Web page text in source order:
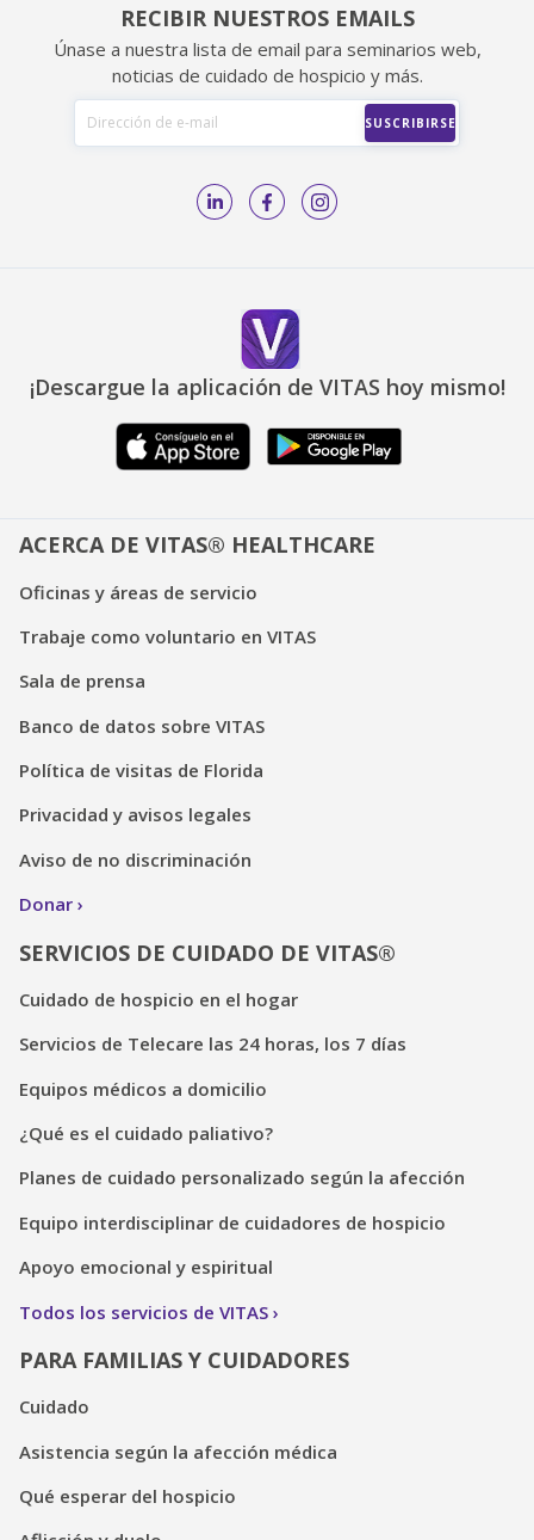
RECIBIR NUESTROS EMAILS
Únase a nuestra lista de email para seminarios web,
noticias de cuidado de hospicio y más.
¡Descargue la aplicación de VITAS hoy mismo!
ACERCA DE VITAS® HEALTHCARE
Oficinas y áreas de servicio
Trabaje como voluntario en VITAS
Sala de prensa
Banco de datos sobre VITAS
Política de visitas de Florida
Privacidad y avisos legales
Aviso de no discriminación
Donar
SERVICIOS DE CUIDADO DE VITAS®
Cuidado de hospicio en el hogar
Servicios de Telecare las 24 horas, los 7 días
Equipos médicos a domicilio
¿Qué es el cuidado paliativo?
Planes de cuidado personalizado según la afección
Equipo interdisciplinar de cuidadores de hospicio
Apoyo emocional y espiritual
Todos los servicios de VITAS
PARA FAMILIAS Y CUIDADORES
Cuidado
Asistencia según la afección médica
Qué esperar del hospicio